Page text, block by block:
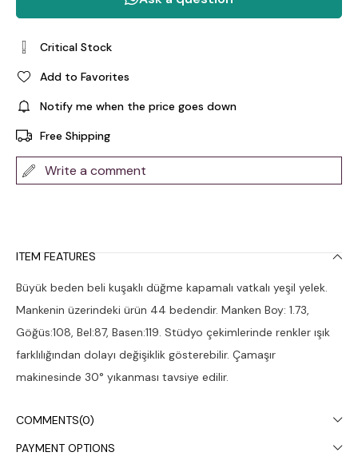
Critical Stock
Add to Favorites
Notify me when the price goes down
Free Shipping
Write a comment
ITEM FEATURES
Büyük beden beli kuşaklı düğme kapamalı vatkalı yeşil yelek.
Mankenin üzerindeki ürün 44 bedendir. Manken Boy: 1.73,
Göğüs:108, Bel:87, Basen:119. Stüdyo çekimlerinde renkler ışık
farklılığından dolayı değişiklik gösterebilir. Çamaşır
makinesinde 30° yıkanması tavsiye edilir.
COMMENTS(0)
PAYMENT OPTIONS